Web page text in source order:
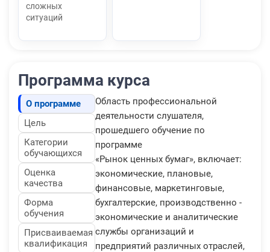
сложных
ситуаций
Программа курса
О программе
Цель
Категории
обучающихся
Оценка
качества
Форма
обучения
Присваиваемая
квалификация
Область профессиональной
деятельности слушателя,
прошедшего обучение по
программе
«Рынок ценных бумаг», включает:
экономические, плановые,
финансовые, маркетинговые,
бухгалтерские, производственно -
экономические и аналитические
службы организаций и
предприятий различных отраслей,